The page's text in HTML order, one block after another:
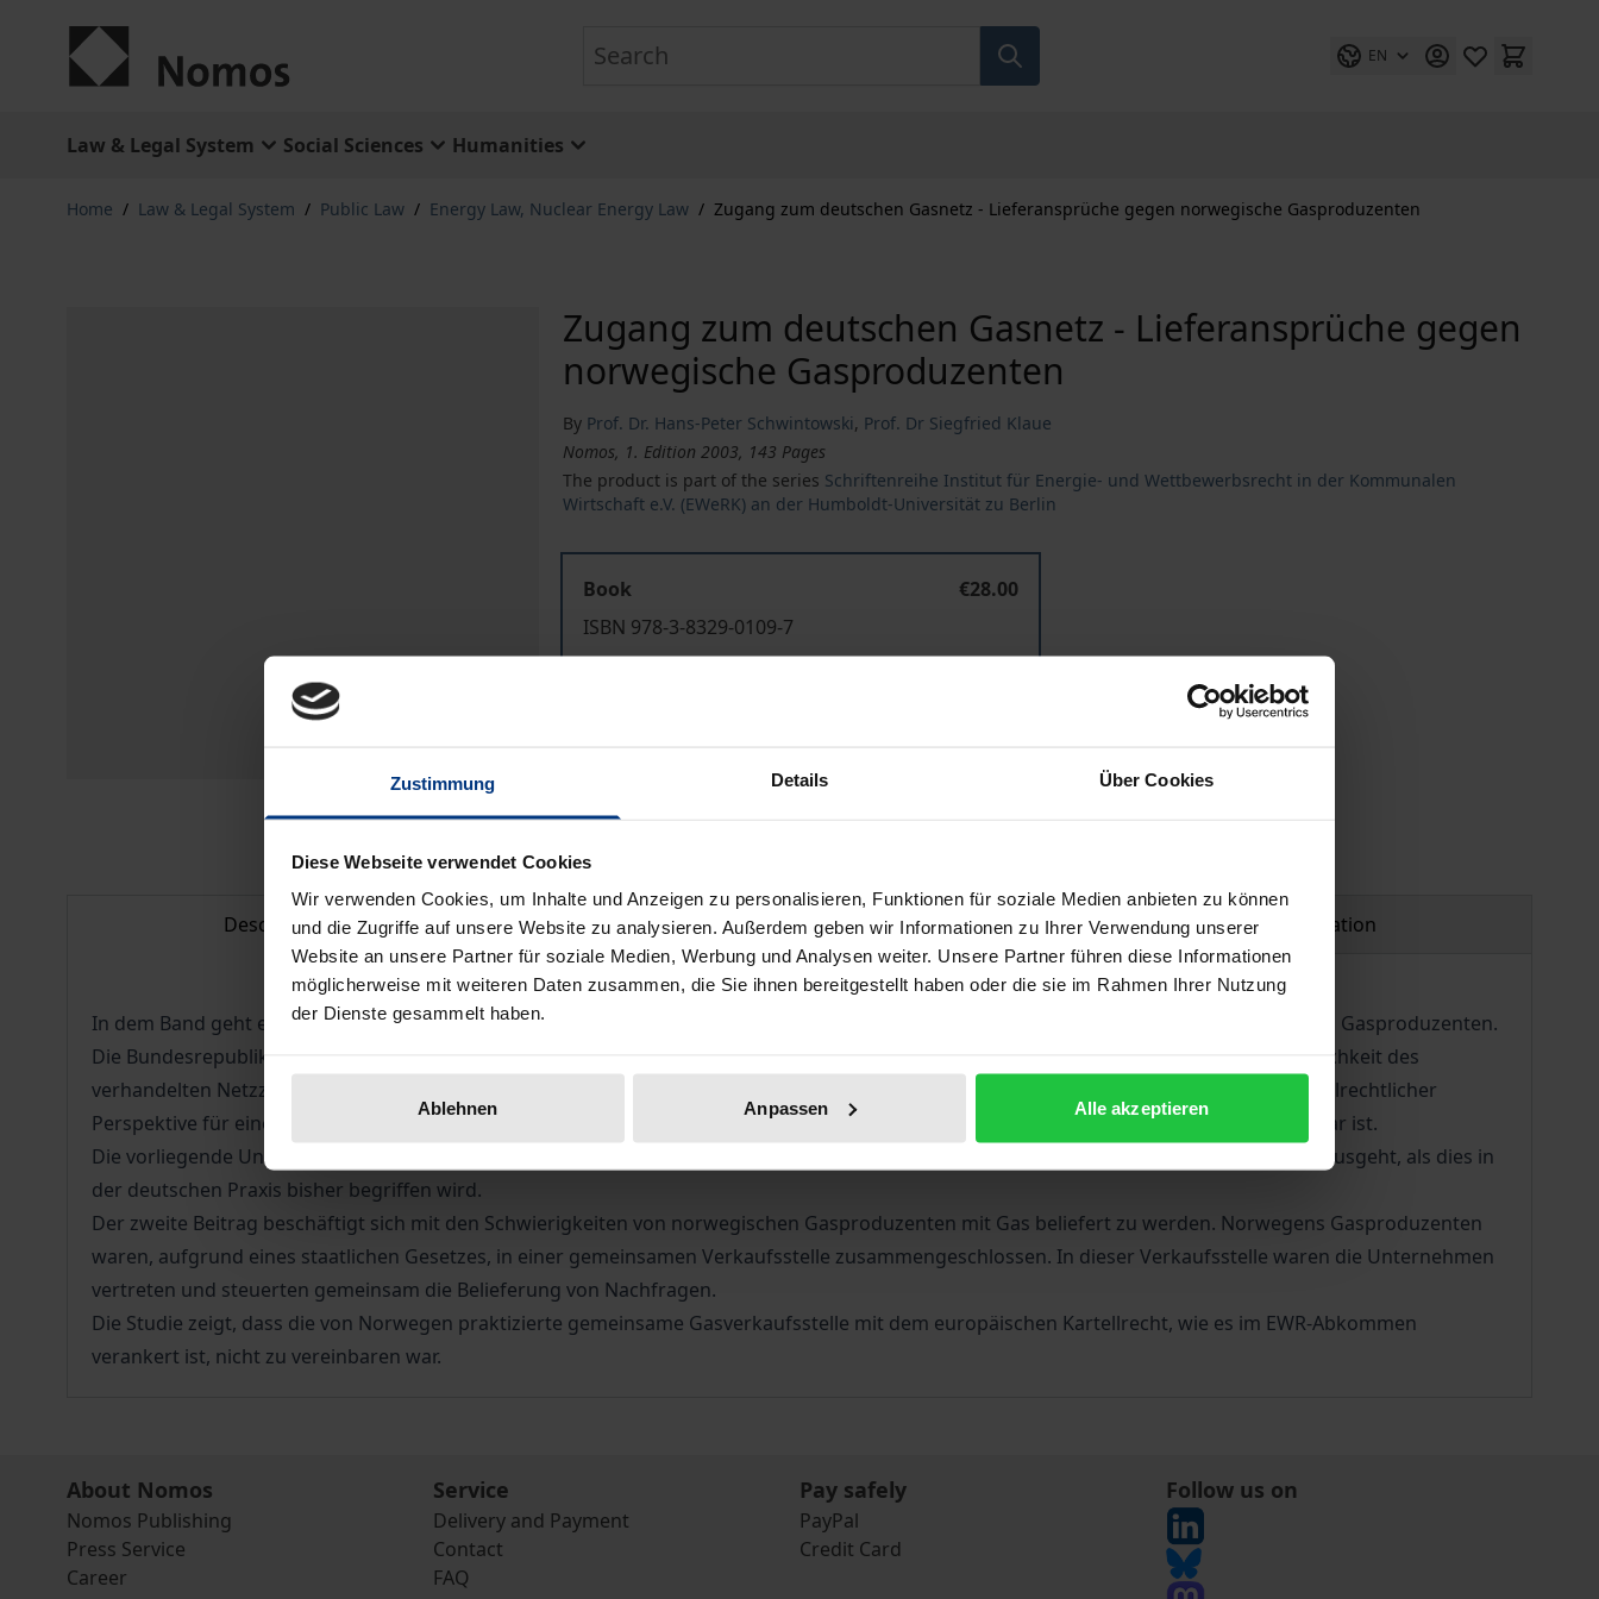
Zustimmung Details Über Cookies
Diese Webseite verwendet Cookies
Wir verwenden Cookies, um Inhalte und Anzeigen zu personalisieren, Funktionen für soziale Medien anbieten zu können
und die Zugriffe auf unsere Website zu analysieren. Außerdem geben wir Informationen zu Ihrer Verwendung unserer
Website an unsere Partner für soziale Medien, Werbung und Analysen weiter. Unsere Partner führen diese Informationen
möglicherweise mit weiteren Daten zusammen, die Sie ihnen bereitgestellt haben oder die sie im Rahmen Ihrer Nutzung
der Dienste gesammelt haben.
Ablehnen Anpassen Alle akzeptieren
EN
Law & Legal System Social Sciences Humanities
Home / Law & Legal System / Public Law / Energy Law, Nuclear Energy Law / Zugang zum deutschen Gasnetz - Lieferansprüche gegen norwegische Gasproduzenten
Zugang zum deutschen Gasnetz - Lieferansprüche gegen
norwegische Gasproduzenten
By Prof. Dr. Hans-Peter Schwintowski, Prof. Dr Siegfried Klaue
Nomos, 1. Edition 2003, 143 Pages
The product is part of the series Schriftenreihe Institut für Energie- und Wettbewerbsrecht in der Kommunalen
Wirtschaft e.V. (EWeRK) an der Humboldt-Universität zu Berlin
Book
€28.00
ISBN 978-3-8329-0109-7
Not available
Description Bibliographical data Product safety information
In dem Band geht es zum einen um den Zugang zum deutschen Gasnetz und zum anderen um Lieferansprüche gegenüber norwegischen Gasproduzenten.
Die Bundesrepublik Deutschland hat als einziger europäischer Mitgliedstaat anstelle einer staatlichen Zugangsregulierung von der Möglichkeit des
verhandelten Netzzugangs Gebrauch gemacht. Das gilt für Strom, wie auch für Gas. Darüber hinaus sorgt § 19 Abs. 4 Nr. 4 GWB aus kartellrechtlicher
Perspektive für einen diskriminierungsfreien Netzzugang, soweit dieser dem Netzbetreiber technisch möglich und wirtschaftlich zumutbar ist.
Die vorliegende Untersuchung versucht zu zeigen, dass das Modell des verhandelten Netzzugangs von einem ganz anderen Netzbegriff ausgeht, als dies in
der deutschen Praxis bisher begriffen wird.
Der zweite Beitrag beschäftigt sich mit den Schwierigkeiten von norwegischen Gasproduzenten mit Gas beliefert zu werden. Norwegens Gasproduzenten
waren, aufgrund eines staatlichen Gesetzes, in einer gemeinsamen Verkaufsstelle zusammengeschlossen. In dieser Verkaufsstelle waren die Unternehmen
vertreten und steuerten gemeinsam die Belieferung von Nachfragen.
Die Studie zeigt, dass die von Norwegen praktizierte gemeinsame Gasverkaufsstelle mit dem europäischen Kartellrecht, wie es im EWR-Abkommen
verankert ist, nicht zu vereinbaren war.
About Nomos
Nomos Publishing
Press Service
Career
Service
Delivery and Payment
Contact
FAQ
Pay safely
PayPal
Credit Card
Follow us on